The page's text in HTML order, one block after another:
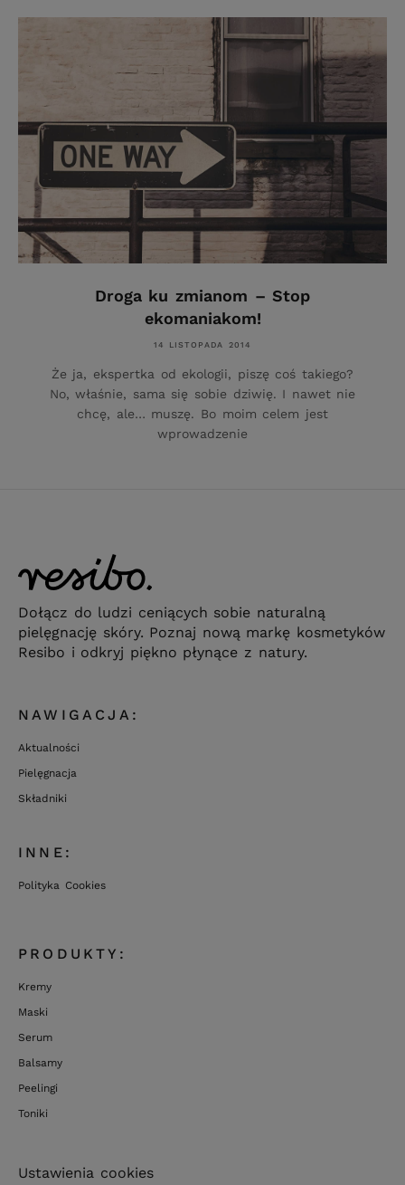
Droga ku zmianom – Stop
ekomaniakom!
14 LISTOPADA 2014
Że ja, ekspertka od ekologii, piszę coś takiego?
No, właśnie, sama się sobie dziwię. I nawet nie
chcę, ale… muszę. Bo moim celem jest
wprowadzenie
Dołącz do ludzi ceniących sobie naturalną
pielęgnację skóry. Poznaj nową markę kosmetyków
Resibo i odkryj piękno płynące z natury.
NAWIGACJA:
Aktualności
Pielęgnacja
Składniki
INNE:
Polityka Cookies
PRODUKTY:
Kremy
Maski
Serum
Balsamy
Peelingi
Toniki
Ustawienia cookies